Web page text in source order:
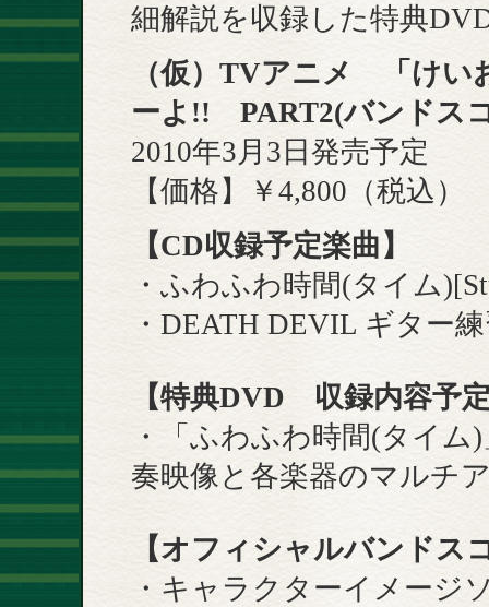
細解説を収録した特典
（仮）TVアニメ 「けい
ーよ!! PART2(バンドス
2010年3月3日発売予定
【価格】￥4,800（税込）
【CD収録予定楽曲】
・ふわふわ時間(タイム
・DEATH DEVIL ギター
【特典DVD 収録内容予
・「ふわふわ時間(タイ
奏映像と各楽器のマルチ
【オフィシャルバンド
・キャラクターイメージ